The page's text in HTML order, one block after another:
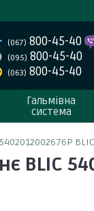
(067) 800-45-40
(095) 800-45-40
(063) 800-45-40
Гальмівна
система
5402012002676P BLIC
BLIC